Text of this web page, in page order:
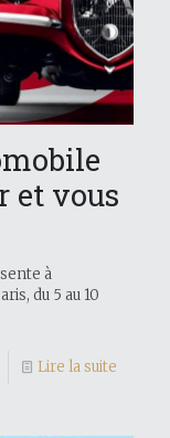
et vous
à
du 5 au 10
Lire la suite